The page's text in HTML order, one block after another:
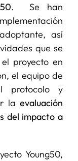
. Se han
así
que se
proyecto en
el equipo de
protocolo y
la evaluación
del impacto a
Young50,